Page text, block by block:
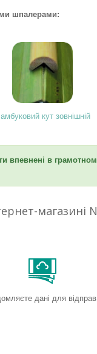
шпалерами:
кут зовнішній
в
магазині
дані для